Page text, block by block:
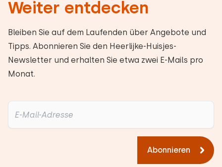
Weiter entdecken
Bleiben Sie auf dem Laufenden über Angebote und
Tipps. Abonnieren Sie den Heerlijke-Huisjes-
Newsletter und erhalten Sie etwa zwei E-Mails pro
Monat.
Abonnieren